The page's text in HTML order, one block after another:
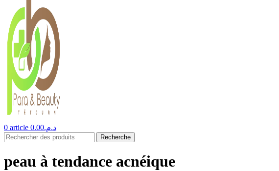
0 article د.م.0.00
Recherche
peau à tendance acnéique